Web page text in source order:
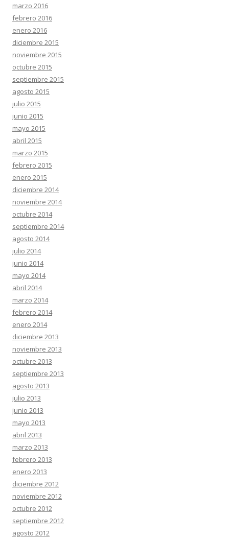
marzo 2016
febrero 2016
enero 2016
diciembre 2015
noviembre 2015
octubre 2015
septiembre 2015
agosto 2015
julio 2015
junio 2015
mayo 2015
abril 2015
marzo 2015
febrero 2015
enero 2015
diciembre 2014
noviembre 2014
octubre 2014
septiembre 2014
agosto 2014
julio 2014
junio 2014
mayo 2014
abril 2014
marzo 2014
febrero 2014
enero 2014
diciembre 2013
noviembre 2013
octubre 2013
septiembre 2013
agosto 2013
julio 2013
junio 2013
mayo 2013
abril 2013
marzo 2013
febrero 2013
enero 2013
diciembre 2012
noviembre 2012
octubre 2012
septiembre 2012
agosto 2012